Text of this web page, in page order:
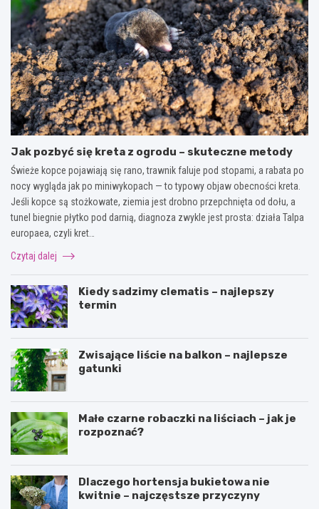
Jak pozbyć się kreta z ogrodu – skuteczne metody
Świeże kopce pojawiają się rano, trawnik faluje pod stopami, a rabata po
nocy wygląda jak po miniwykopach — to typowy objaw obecności kreta.
Jeśli kopce są stożkowate, ziemia jest drobno przepchnięta od dołu, a
tunel biegnie płytko pod darnią, diagnoza zwykle jest prosta: działa Talpa
europaea, czyli kret…
Czytaj dalej
Kiedy sadzimy clematis – najlepszy
termin
Zwisające liście na balkon – najlepsze
gatunki
Małe czarne robaczki na liściach – jak je
rozpoznać?
Dlaczego hortensja bukietowa nie
kwitnie – najczęstsze przyczyny